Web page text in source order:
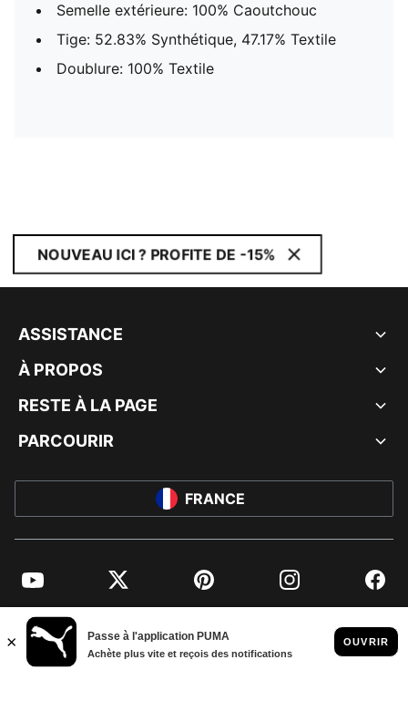
Semelle extérieure: 100% Caoutchouc
Tige: 52.83% Synthétique, 47.17% Textile
Doublure: 100% Textile
NOUVEAU ICI ? PROFITE DE -15%
ASSISTANCE
À PROPOS
RESTE À LA PAGE
PARCOURIR
FRANCE
YouTube Twitter Pinterest Instagram
© PUMA EUROPE GMBH, 2026. TOUS DROITS RÉSERVÉS
MENTIONS ET DONNÉES LÉGALES